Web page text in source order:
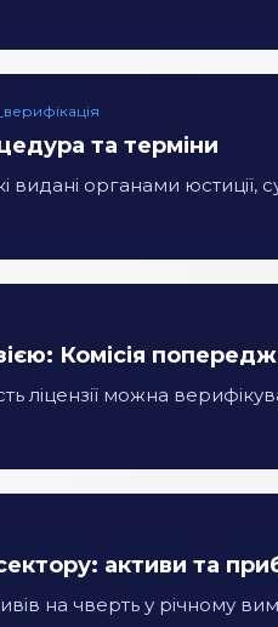
та терміни
видані органами
Комісія
ліцензії можна
активи та
на чверть у річному